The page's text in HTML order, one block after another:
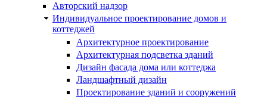
Авторский надзор
Индивидуальное проектирование домов и
коттеджей
Архитектурное проектирование
Архитектурная подсветка зданий
Дизайн фасада дома или коттеджа
Ландшафтный дизайн
Проектирование зданий и сооружений